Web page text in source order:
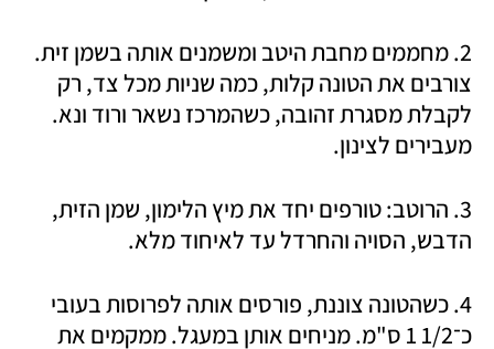
מעבירים לצינון.
הדבש, הסויה והחרדל עד לאיחוד מלא.